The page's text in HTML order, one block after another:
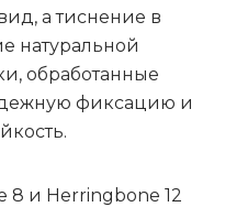
а тиснение в
натуральной
обработанные
фиксацию и
8 и Herringbone 12